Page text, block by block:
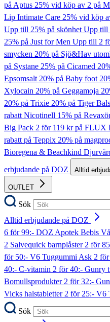
på Aptus 25% vid köp av 2 på
Lip Intimate Care 25% vid köp
Upp till 25% på skönhetUpp till
25% på Just for Men Upp till 2
smycken 20% på Sjö&Hav
på Systane 25% på Cicamed
Epsomsalt20% på Baby foot
Xylocain 20% på Geggamoja
20% på Trixie 20% på Tiger
rabatt Nicotinell 15% på
Big Pack 2 för 119 kr på FLUX
rabatt på Teppix 20% på
Bioregena & Beachkind
erbjudande på DOZ
Alltid
OUTLET
Sök
Alltid erbjudande på DOZ
6 för 99:- DOZ Apotek Bebis
2 Salvequick barnplåster2 för
för 50:- V6 Tuggummi Ask 2 för
40:- C-vitamin 2 för 40:- Gunry
Bomullsprodukter2 för 32:-
Vicks halstabletter2 för 25:- V6
Sök